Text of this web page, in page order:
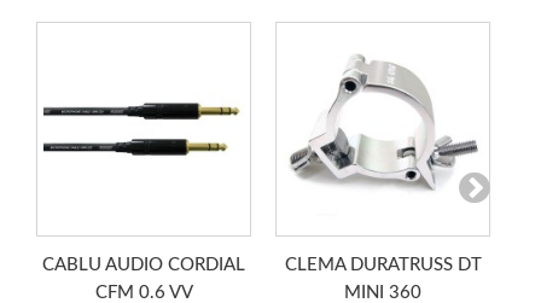
CABLU AUDIO CORDIAL
CFM 0.6 VV
CLEMA DURATRUSS DT
MINI 360